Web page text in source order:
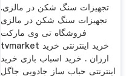
تجهیزات سنگ شکن در مالزی.
تجهیزات سنگ شکن در مالزی
فروشگاه تی وی مارکت
tvmarket خرید اینترنتی خرید
ارزان . خرید اسباب بازی خرید
اینترنتی حباب ساز جادویی جاگل